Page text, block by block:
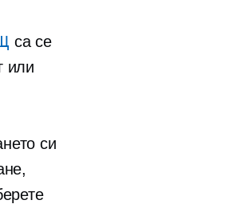
са се
или
си